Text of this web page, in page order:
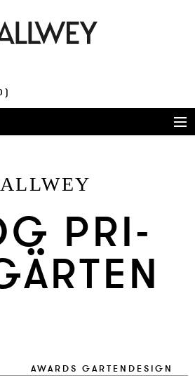
AWARDS
OF ARCHITECTURE
PUBLISHING
BLOG
PRI­
AWARDS GARTENDESIGN